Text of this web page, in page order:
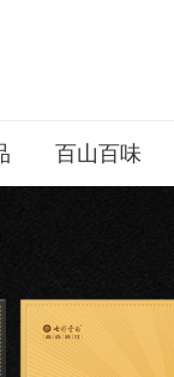
百山百味